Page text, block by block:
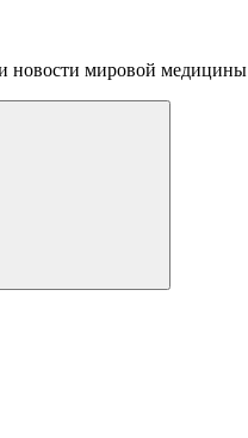
новости мировой медицины